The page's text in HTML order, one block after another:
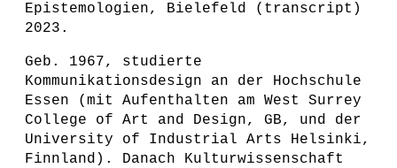
Epistemologien, Bielefeld (transcript)
2023.
Geb. 1967, studierte
Kommunikationsdesign an der Hochschule
Essen (mit Aufenthalten am West Surrey
College of Art and Design, GB, und der
University of Industrial Arts Helsinki,
Finnland). Danach Kulturwissenschaft